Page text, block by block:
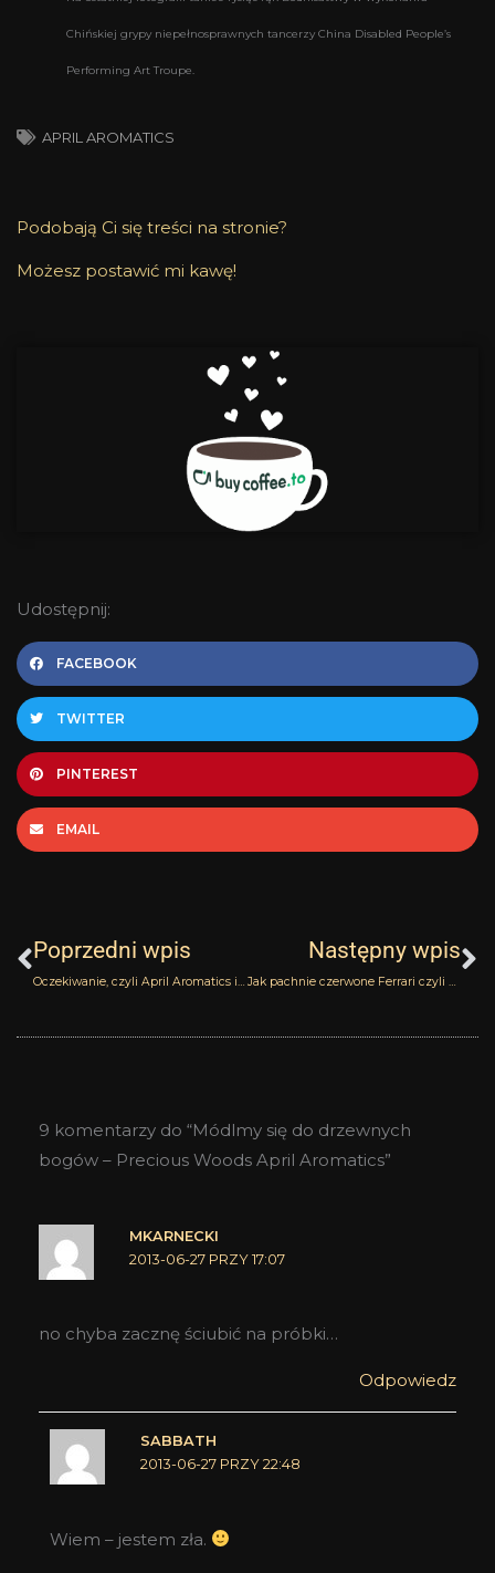
Chińskiej grypy niepełnosprawnych tancerzy China Disabled People’s
Performing Art Troupe.
APRIL AROMATICS
Podobają Ci się treści na stronie?
Możesz postawić mi kawę!
Udostępnij:
FACEBOOK
TWITTER
PINTEREST
EMAIL
Poprzedni wpis
Oczekiwanie, czyli April Aromatics i pierwsza z serii recenzji zapachów marki: Bohemian Spice
Następny wpis
Jak pachnie czerwone Ferrari czyli Essence Oud Ferrari
9 komentarzy do “Módlmy się do drzewnych
bogów – Precious Woods April Aromatics”
MKARNECKI
2013-06-27 PRZY 17:07
no chyba zacznę ściubić na próbki…
Odpowiedz
SABBATH
2013-06-27 PRZY 22:48
Wiem – jestem zła.